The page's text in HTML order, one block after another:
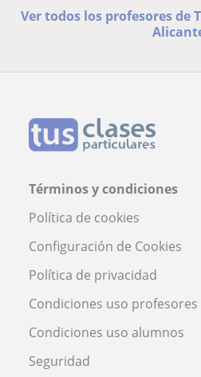
Ver todos los profesores de
Términos y condiciones
Política de cookies
Configuración de Cookies
Política de privacidad
Condiciones uso profesores
Condiciones uso alumnos
Seguridad